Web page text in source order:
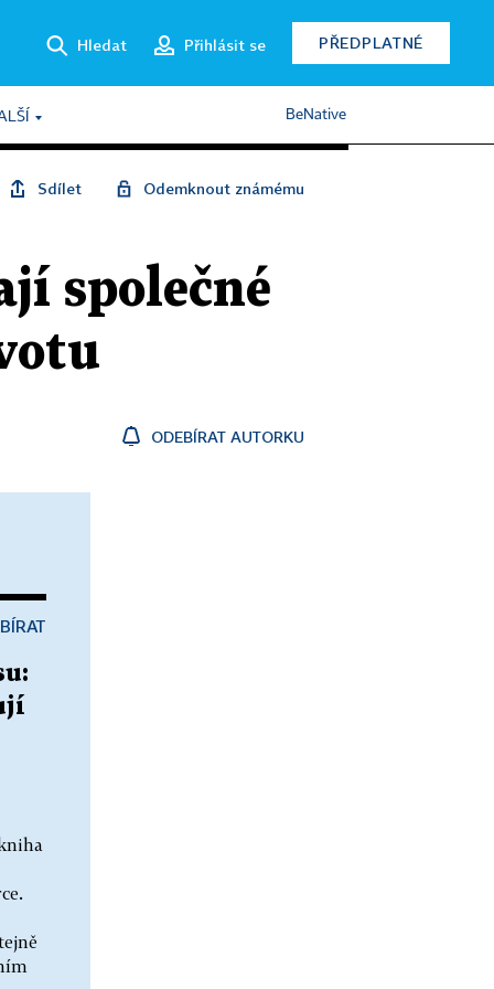
Hledat Přihlásit se PŘEDPLATNÉ
BeNative
Sdílet Odemknout známému
společné
ODEBÍRAT AUTORKU